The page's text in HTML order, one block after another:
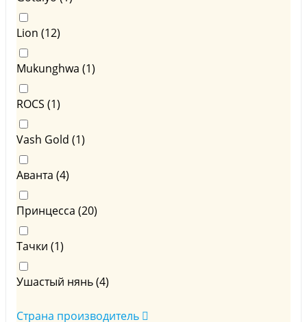
Lion (12)
Mukunghwa (1)
ROCS (1)
Vash Gold (1)
Аванта (4)
Принцесса (20)
Тачки (1)
Ушастый нянь (4)
Страна производитель